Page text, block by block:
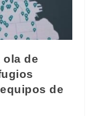
ola de
de